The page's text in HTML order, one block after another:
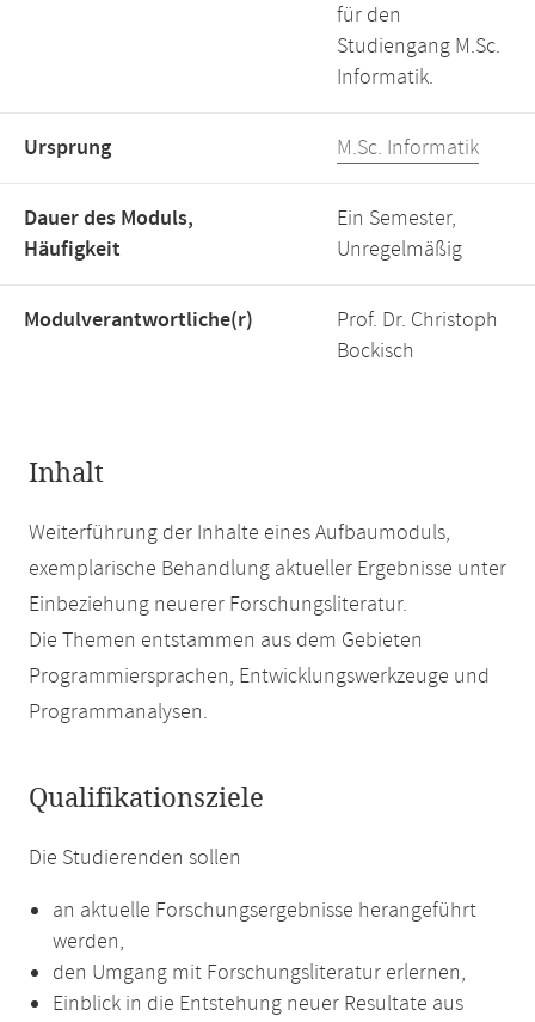
für den
Studiengang M.Sc.
Informatik.
Ursprung M.Sc. Informatik
Dauer des Moduls,
Häufigkeit
Ein Semester,
Unregelmäßig
Modulverantwortliche(r)
Prof. Dr. Christoph
Bockisch
Inhalt
Weiterführung der Inhalte eines Aufbaumoduls,
exemplarische Behandlung aktueller Ergebnisse unter
Einbeziehung neuerer Forschungsliteratur.
Die Themen entstammen aus dem Gebieten
Programmiersprachen, Entwicklungswerkzeuge und
Programmanalysen.
Qualifikationsziele
Die Studierenden sollen
an aktuelle Forschungsergebnisse herangeführt
werden,
den Umgang mit Forschungsliteratur erlernen,
Einblick in die Entstehung neuer Resultate aus